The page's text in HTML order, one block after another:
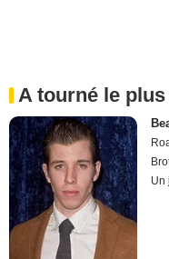
A tourné le plus
Un